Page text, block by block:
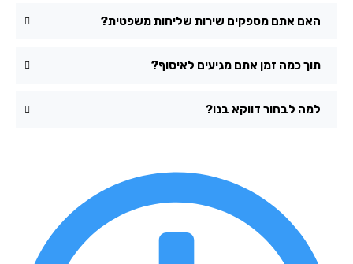
האם אתם מספקים שירות שליחות משפטית?
תוך כמה זמן אתם מגיעים לאיסוף?
למה לבחור דווקא בנו?